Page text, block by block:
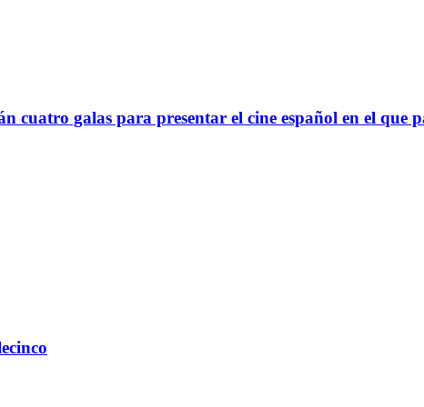
cuatro galas para presentar el cine español en el que